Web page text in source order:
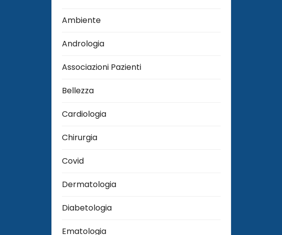
Ambiente
Andrologia
Associazioni Pazienti
Bellezza
Cardiologia
Chirurgia
Covid
Dermatologia
Diabetologia
Ematologia